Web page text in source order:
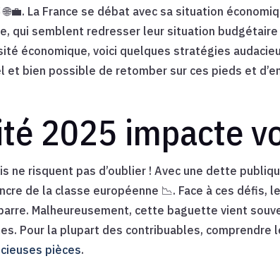
La France se débat avec sa situation
qui semblent redresser leur situation
économique, voici quelques stratégies
et bien possible de retomber sur ces pieds et
2025 impacte
ne risquent pas d’oublier ! Avec une dette
de la classe européenne 📉. Face à ces
Malheureusement, cette baguette vient
Pour la plupart des contribuables, comprendre
pièces.